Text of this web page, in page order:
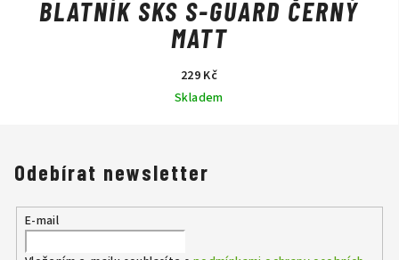
BLATNÍK SKS S-GUARD ČERNÝ
MATT
229 Kč
Skladem
Odebírat newsletter
E-mail